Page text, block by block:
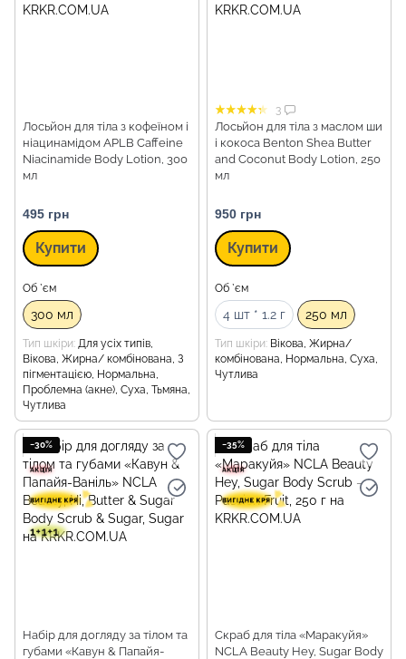
Лосьйон для тіла з кофеїном і
ніацинамідом APLB Caffeine
Niacinamide Body Lotion, 300
мл
495 грн
Купити
Об `єм
300 мл
Тип шкіри Для усіх типів,
Вікова, Жирна/ комбінована, З
пігментацією, Нормальна,
Проблемна (акне), Суха, Тьмяна,
Чутлива
3
Лосьйон для тіла з маслом ши
і кокоса Benton Shea Butter
and Coconut Body Lotion, 250
мл
950 грн
Купити
Об `єм
4 шт * 1.2 г 250 мл
Тип шкіри Вікова, Жирна/
комбінована, Нормальна, Суха,
Чутлива
−30%
Набір для догляду за тілом та
губами «Кавун & Папайя-
−35%
Скраб для тіла «Маракуйя»
NCLA Beauty Hey, Sugar Body